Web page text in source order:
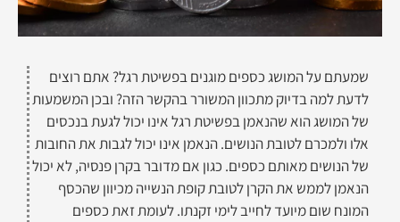
שמעתם על המושג כספים מוגנים בפשיטת רגל? אתם רוצים
לדעת למה בדיוק מתכוון המשורר בהקשר הזה? ובכן המשמעות
של המושג הוא שהנאמן בפשיטת רגל אינו יכול לגעת בנכסים
אלו ולמכרם לטובת הנושים. הנאמן אינו יכול לגבות את החובות
של הנושים מאותם כספים. כגון אם מדובר בקרן פנסיה, לא יכול
הנאמן לממש את הקרן לטובת קופת הנשייה מכיוון שהכסף
המונח שום מיועד לחייב לימי זקנתו. לעומת זאת כספים